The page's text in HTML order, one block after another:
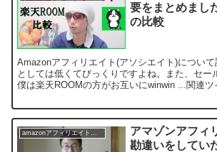
要をまとめまし
の比較
Amazonアフィリエイト(アソシエイト)につい
としては低くてびっくりですよね。また、セー
僕は楽天ROOMの方がお互いにwinwin ...関連ツ
amazonアフィリエイトについて
アマゾンアフィ
勘違いをしてい